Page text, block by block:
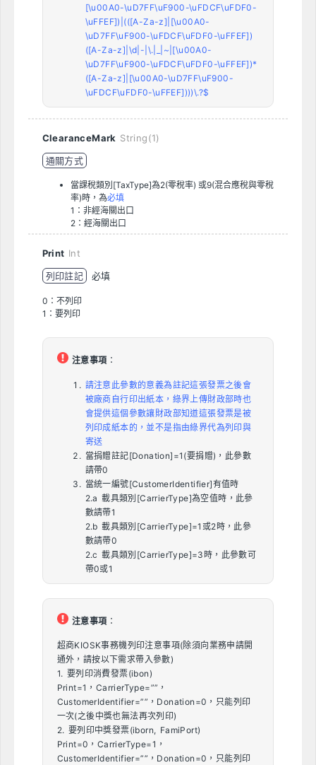
[\u00A0-\uD7FF\uF900-\uFDCF\uFDF0-
\uFFEF])|(([A-Za-z]|[\u00A0-
\uD7FF\uF900-\uFDCF\uFDF0-\uFFEF])
([A-Za-z]|\d|-|\.|_|~|[\u00A0-
\uD7FF\uF900-\uFDCF\uFDF0-\uFFEF])*
([A-Za-z]|[\u00A0-\uD7FF\uF900-
\uFDCF\uFDF0-\uFFEF])))\.?$
ClearanceMark String(1)
通關方式
當課稅類別[TaxType]為2(零稅率) 或9(混合應稅與零稅
率)時，為必填
1：非經海關出口
2：經海關出口
Print Int
列印註記
必填
0：不列印
1：要列印
注意事項 ：
請注意此參數的意義為註記這張發票之後會
被廠商自行印出紙本，綠界上傳財政部時也
會提供這個參數讓財政部知道這張發票是被
列印成紙本的，並不是指由綠界代為列印與
寄送
當捐贈註記[Donation]=1(要捐贈)，此參數
請帶0
當統一編號[CustomerIdentifier]有值時
2.a 載具類別[CarrierType]為空值時，此參
數請帶1
2.b 載具類別[CarrierType]=1或2時，此參
數請帶0
2.c 載具類別[CarrierType]=3時，此參數可
帶0或1
注意事項 ：
超商KIOSK事務機列印注意事項(除須向業務申請開
通外，請按以下需求帶入參數)
1. 要列印消費發票(ibon)
Print=1，CarrierType=””，
CustomerIdentifier=””，Donation=0，只能列印
一次(之後中獎也無法再次列印)
2. 要列印中獎發票(iborn, FamiPort)
Print=0，CarrierType=1，
CustomerIdentifier=””，Donation=0，只能列印